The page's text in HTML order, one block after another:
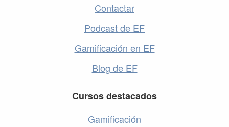
Contactar
Podcast de EF
Gamificación en EF
Blog de EF
Cursos destacados
Gamificación